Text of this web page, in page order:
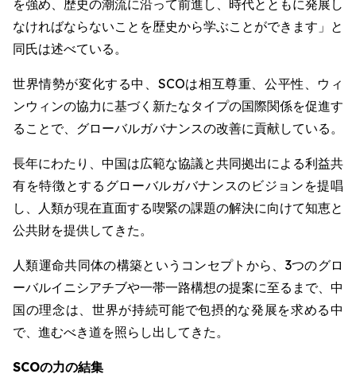
を強め、歴史の潮流に沿って前進し、時代とともに発展し
なければならないことを歴史から学ぶことができます」と
同氏は述べている。
世界情勢が変化する中、SCOは相互尊重、公平性、ウィ
ンウィンの協力に基づく新たなタイプの国際関係を促進す
ることで、グローバルガバナンスの改善に貢献している。
長年にわたり、中国は広範な協議と共同拠出による利益共
有を特徴とするグローバルガバナンスのビジョンを提唱
し、人類が現在直面する喫緊の課題の解決に向けて知恵と
公共財を提供してきた。
人類運命共同体の構築というコンセプトから、3つのグロ
ーバルイニシアチブや一帯一路構想の提案に至るまで、中
国の理念は、世界が持続可能で包摂的な発展を求める中
で、進むべき道を照らし出してきた。
SCOの力の結集